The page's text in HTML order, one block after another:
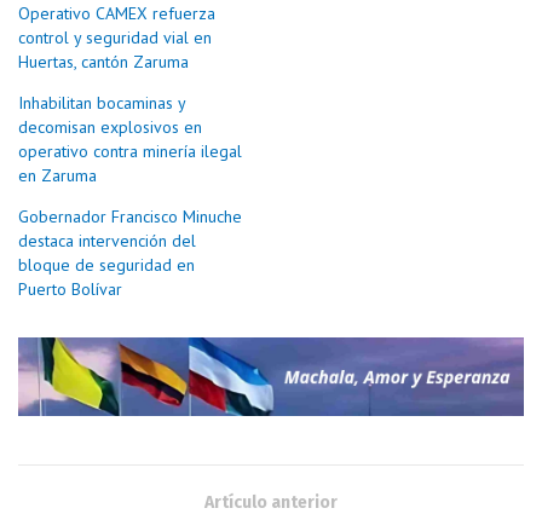
Operativo CAMEX refuerza
control y seguridad vial en
Huertas, cantón Zaruma
Inhabilitan bocaminas y
decomisan explosivos en
operativo contra minería ilegal
en Zaruma
Gobernador Francisco Minuche
destaca intervención del
bloque de seguridad en
Puerto Bolívar
Artículo anterior